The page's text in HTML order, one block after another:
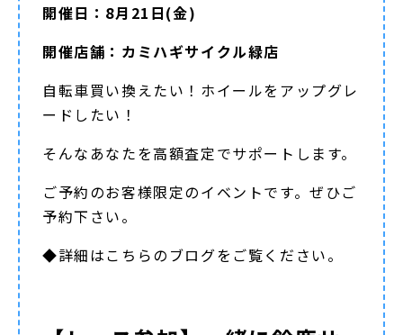
開催日：8月21日(金)
開催店舗：カミハギサイクル緑店
自転車買い換えたい！ホイールをアップグレ
ードしたい！
そんなあなたを高額査定でサポートします。
ご予約のお客様限定のイベントです。ぜひご
予約下さい。
◆詳細はこちらのブログをご覧ください。